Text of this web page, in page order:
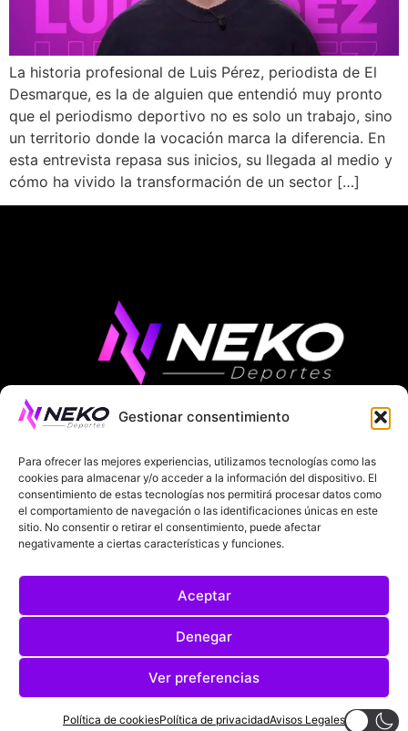
Gestionar consentimiento
Para ofrecer las mejores experiencias, utilizamos tecnologías como las
cookies para almacenar y/o acceder a la información del dispositivo. El
consentimiento de estas tecnologías nos permitirá procesar datos como
el comportamiento de navegación o las identificaciones únicas en este
sitio. No consentir o retirar el consentimiento, puede afectar
negativamente a ciertas características y funciones.
Aceptar
Denegar
Ver preferencias
Política de cookiesPolítica de privacidadAvisos Legales
La historia profesional de Luis Pérez, periodista de El
Desmarque, es la de alguien que entendió muy pronto
que el periodismo deportivo no es solo un trabajo, sino
un territorio donde la vocación marca la diferencia. En
esta entrevista repasa sus inicios, su llegada al medio y
cómo ha vivido la transformación de un sector […]
ÚLTIMAS NOTICIAS COMPETICIONES EUROPEAS
LA LIGA MUNDIAL 2026 FÚTBOL INTERNACIONAL
SOBRE NOSOTROS
POLÍTICA DE PRIVACIDAD
POLÍTICA DE COOKIES